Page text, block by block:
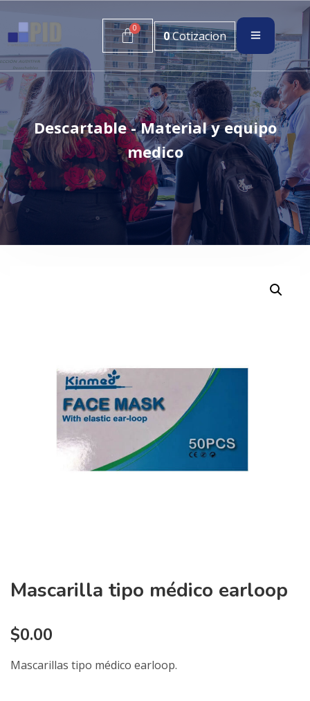
0Cotizacion
Descartable - Material y equipo
medico
Mascarilla tipo médico earloop
$0.00
Mascarillas tipo médico earloop.